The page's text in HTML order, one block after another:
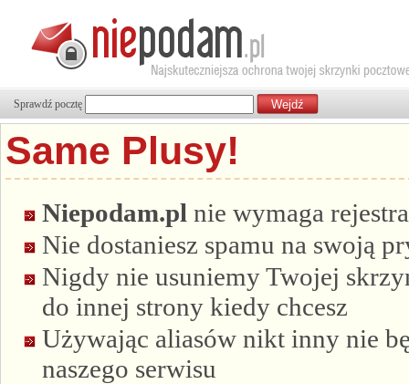
Sprawdź pocztę
Same Plusy!
Niepodam.pl nie wymaga
Nie dostaniesz spamu na swoją
Nigdy nie usuniemy Twojej
do innej strony kiedy chcesz
Używając aliasów nikt inny nie
naszego serwisu